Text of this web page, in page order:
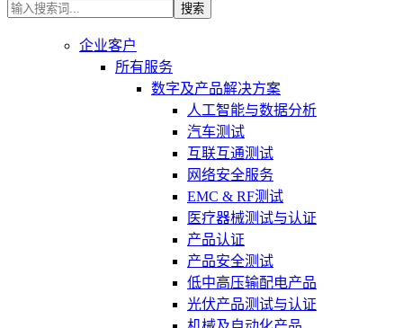
搜索
企业客户
所有服务
数字及产品解决方案
人工智能与数据分析
汽车测试
互联互通测试
网络安全服务
EMC & RF测试
医疗器械测试与认证
产品认证
产品安全测试
低中高压输配电产品
光伏产品测试与认证